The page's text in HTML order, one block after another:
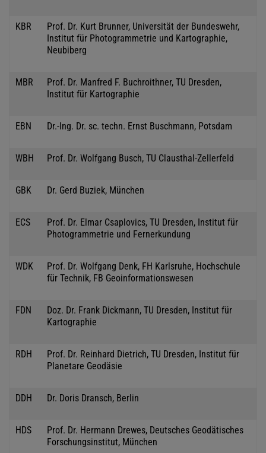
KBR
Prof. Dr. Kurt Brunner, Universität der Bundeswehr,
Institut für Photogrammetrie und Kartographie,
Neubiberg
MBR
Prof. Dr. Manfred F. Buchroithner, TU Dresden,
Institut für Kartographie
EBN Dr.-Ing. Dr. sc. techn. Ernst Buschmann, Potsdam
WBH Prof. Dr. Wolfgang Busch, TU Clausthal-Zellerfeld
GBK Dr. Gerd Buziek, München
ECS
Prof. Dr. Elmar Csaplovics, TU Dresden, Institut für
Photogrammetrie und Fernerkundung
WDK
Prof. Dr. Wolfgang Denk, FH Karlsruhe, Hochschule
für Technik, FB Geoinformationswesen
FDN
Doz. Dr. Frank Dickmann, TU Dresden, Institut für
Kartographie
RDH
Prof. Dr. Reinhard Dietrich, TU Dresden, Institut für
Planetare Geodäsie
DDH Dr. Doris Dransch, Berlin
HDS
Prof. Dr. Hermann Drewes, Deutsches Geodätisches
Forschungsinstitut, München